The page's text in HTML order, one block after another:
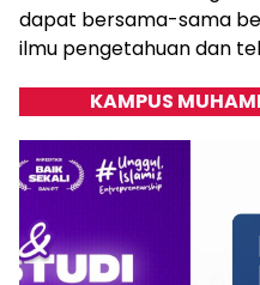
dapat bersama-sama
ilmu pengetahuan dan
KAMPUS